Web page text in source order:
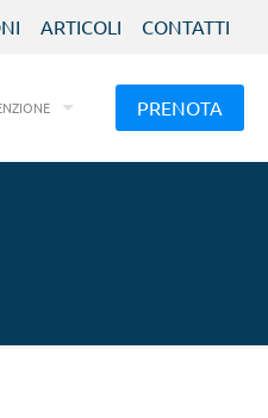
ARTICOLI CONTATTI
PRENOTA